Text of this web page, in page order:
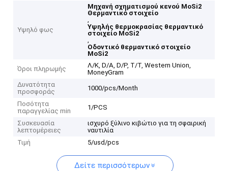
Υψηλό φως
Μηχανή σχηματισμού κενού MoSi2
Θερμαντικό στοιχείο
,
Υψηλής θερμοκρασίας θερμαντικό
στοιχείο MoSi2
,
Οδοντικό θερμαντικό στοιχείο
MoSi2
Όροι πληρωμής
Λ/Κ, D/A, D/P, T/T, Western Union,
MoneyGram
Δυνατότητα
προσφοράς
1000/pcs/Month
Ποσότητα
παραγγελίας min
1/PCS
Συσκευασία
λεπτομέρειες
ισχυρό ξύλινο κιβώτιο για τη σφαιρική
ναυτιλία
Τιμή
5/usd/pcs
Δείτε περισσότερων